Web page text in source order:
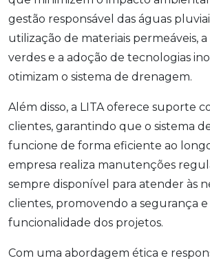
gestão responsável das águas
utilização de materiais permeáveis,
verdes e a adoção de tecnologias
otimizam o sistema de drenagem.
Além disso, a LITA oferece suporte
clientes, garantindo que o sistema
funcione de forma eficiente ao
empresa realiza manutenções
sempre disponível para atender às
clientes, promovendo a segurança e
funcionalidade dos projetos.
Com uma abordagem ética e